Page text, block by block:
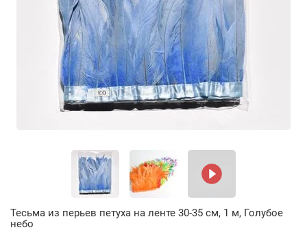
Тесьма из перьев петуха на ленте 30-35 см, 1 м, Голубое
небо